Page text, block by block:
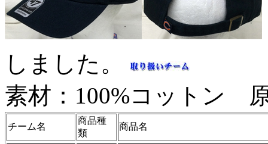
しました。
素材：100%コットン
チーム名
商品種
類
商品名